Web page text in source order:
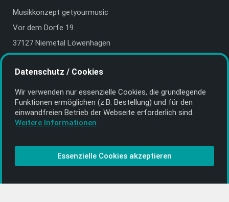
Musikkonzept getyourmusic
Vor dem Dorfe 19
37127 Niemetal Löwenhagen
E-Mail:info@getyourmusic.de
Alle Informationen
Kontakt
CD-Anbieter werden
CD-Anbieter-Login
Datenschutz / Cookies
Wir verwenden nur essenzielle Cookies, die grund­legende
Funktionen ermöglichen (z.B. Bestellung) und für den
einwand­freien Betrieb der Webseite erforderlich sind.
Weitere Informationen
Essenzielle Cookies akzeptieren